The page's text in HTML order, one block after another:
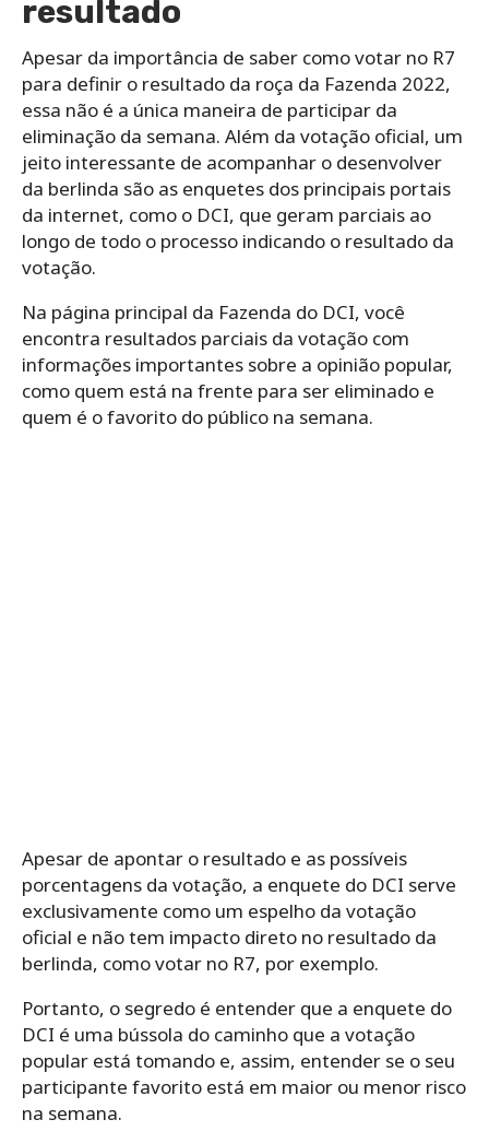
resultado
Apesar da importância de saber como votar no R7
para definir o resultado da roça da Fazenda 2022,
essa não é a única maneira de participar da
eliminação da semana. Além da votação oficial, um
jeito interessante de acompanhar o desenvolver
da berlinda são as enquetes dos principais portais
da internet, como o DCI, que geram parciais ao
longo de todo o processo indicando o resultado da
votação.
Na página principal da Fazenda do DCI, você
encontra resultados parciais da votação com
informações importantes sobre a opinião popular,
como quem está na frente para ser eliminado e
quem é o favorito do público na semana.
Apesar de apontar o resultado e as possíveis
porcentagens da votação, a enquete do DCI serve
exclusivamente como um espelho da votação
oficial e não tem impacto direto no resultado da
berlinda, como votar no R7, por exemplo.
Portanto, o segredo é entender que a enquete do
DCI é uma bússola do caminho que a votação
popular está tomando e, assim, entender se o seu
participante favorito está em maior ou menor risco
na semana.